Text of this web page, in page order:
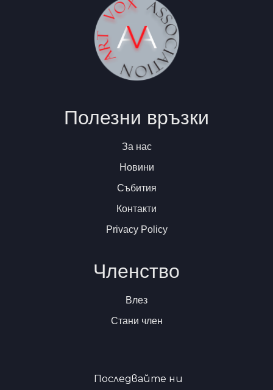
Полезни връзки
За нас
Новини
Събития
Контакти
Privacy Policy
Членство
Влез
Стани член
Последвайте ни